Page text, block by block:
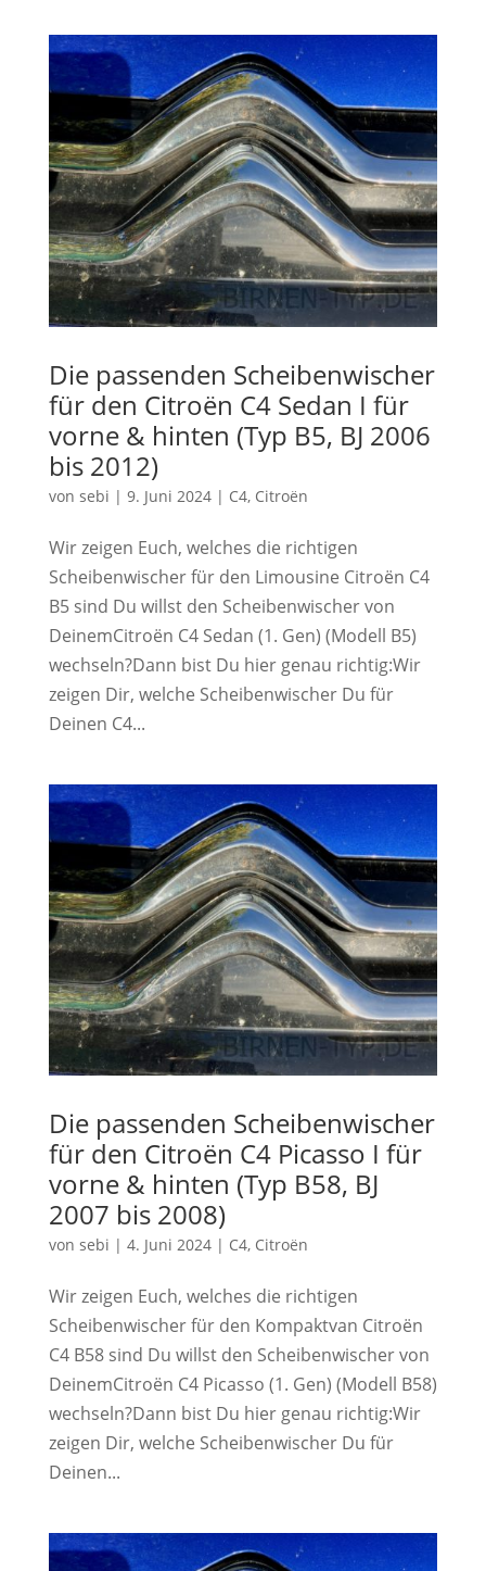
Die passenden Scheibenwischer
für den Citroën C4 Sedan I für
vorne & hinten (Typ B5, BJ 2006
bis 2012)
von sebi | 9. Juni 2024| C4, Citroën
Wir zeigen Euch, welches die richtigen
Scheibenwischer für den Limousine Citroën C4
B5 sind Du willst den Scheibenwischer von
DeinemCitroën C4 Sedan (1. Gen) (Modell B5)
wechseln?Dann bist Du hier genau richtig:Wir
zeigen Dir, welche Scheibenwischer Du für
Deinen C4...
Die passenden Scheibenwischer
für den Citroën C4 Picasso I für
vorne & hinten (Typ B58, BJ
2007 bis 2008)
von sebi | 4. Juni 2024| C4, Citroën
Wir zeigen Euch, welches die richtigen
Scheibenwischer für den Kompaktvan Citroën
C4 B58 sind Du willst den Scheibenwischer von
DeinemCitroën C4 Picasso (1. Gen) (Modell B58)
wechseln?Dann bist Du hier genau richtig:Wir
zeigen Dir, welche Scheibenwischer Du für
Deinen...